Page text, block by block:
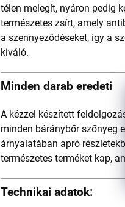
télen melegít, nyáron pedig
természetes zsírt, amely
a szennyeződéseket, így a
kiváló.
Minden darab eredeti
A kézzel készített
minden báránybőr szőnyeg
árnyalatában apró
természetes terméket kap,
Technikai adatok: